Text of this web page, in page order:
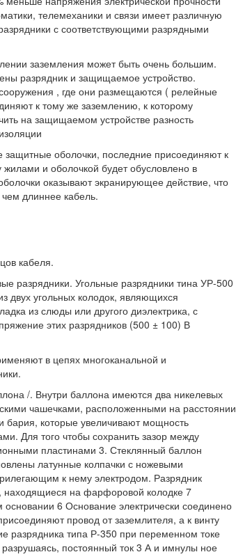
телемеханики и связи имеет различную
с соответствующими разрядными
заземления может быть очень большим.
разрядник и защищаемое устройство.
, где они размещаются ( релейные
к тому же заземлению, к которому
на защищаемом устройстве разность
оболочки, последние присоединяют к
и оболочкой будет обусловлено в
оказывают экранирующее действие, что
длиннее кабель.
кабеля.
разрядники. Угольные разрядники тина УР-500
двух угольных колодок, являющихся
из слюды или другого диэлектрика, с
этих разрядников (500 ± 100) В
в цепях многоканальной и
/. Внутри баллона имеются два никелевых
чашечками, расположенными на расстоянии
бария, которые увеличивают мощность
Для того чтобы сохранить зазор между
пластинами 3. Стеклянный баллон
латунные колпачки с ножевыми
к нему электродом. Разрядник
находящиеся на фарфоровой колодке 7
6 Основание электрически соединено
провод от заземлителя, а к винту
разрядника типа Р-350 при переменном токе
постоянный ток 3 А и имнулы ное